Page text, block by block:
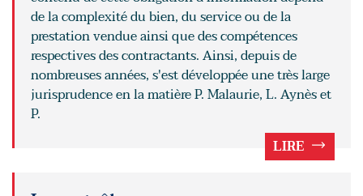
de la complexité du bien, du service ou de la
prestation vendue ainsi que des compétences
respectives des contractants. Ainsi, depuis de
nombreuses années, s'est développée une très large
jurisprudence en la matière P. Malaurie, L. Aynès et
P.
LIRE